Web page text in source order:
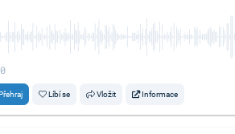
Líbí se Vložit Informace